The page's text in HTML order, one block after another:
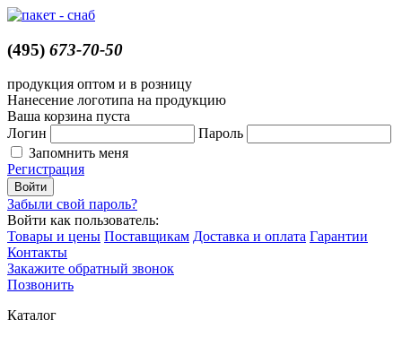
(495) 673-70-50
продукция оптом и в розницу
Нанесение логотипа на продукцию
Ваша корзина пуста
Логин
Пароль
Запомнить меня
Регистрация
Забыли свой пароль?
Войти как пользователь:
Товары и цены Поставщикам Доставка и оплата Гарантии
Контакты
Закажите обратный звонок
Позвонить
Каталог